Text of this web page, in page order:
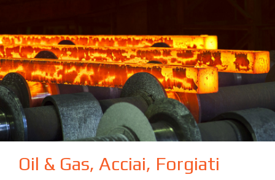
Oil & Gas, Acciai, Forgiati